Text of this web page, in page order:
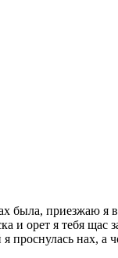
была, приезжаю я
и орет я тебя
проснулась нах, а